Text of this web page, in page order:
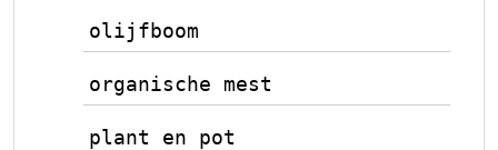
olijfboom
organische mest
plant en pot